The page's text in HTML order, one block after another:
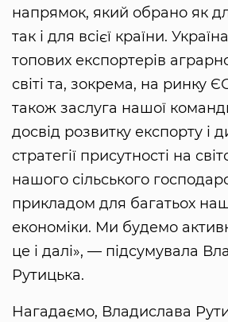
напрямок, який обрано як
так і для всієї країни.
топових експортерів
світі та, зокрема, на ринку
також заслуга нашої
досвід розвитку експорту і
стратегії присутності на
нашого сільського
прикладом для багатьох
економіки. Ми будемо
це і далі», — підсумувала
Рутицька.
Нагадаємо, Владислава